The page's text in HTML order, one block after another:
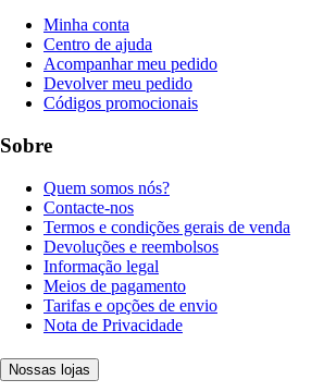
Minha conta
Centro de ajuda
Acompanhar meu pedido
Devolver meu pedido
Códigos promocionais
Sobre
Quem somos nós?
Contacte-nos
Termos e condições gerais de venda
Devoluções e reembolsos
Informação legal
Meios de pagamento
Tarifas e opções de envio
Nota de Privacidade
Nossas lojas